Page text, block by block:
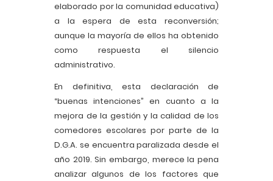
elaborado por la comunidad educativa)
a la espera de esta reconversión;
aunque la mayoría de ellos ha obtenido
como respuesta el silencio
administrativo.
En definitiva, esta declaración de
“buenas intenciones” en cuanto a la
mejora de la gestión y la calidad de los
comedores escolares por parte de la
D.G.A. se encuentra paralizada desde el
año 2019. Sin embargo, merece la pena
analizar algunos de los factores que